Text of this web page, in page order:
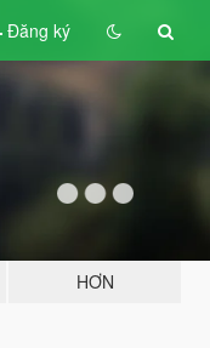
Đăng ký
HƠN